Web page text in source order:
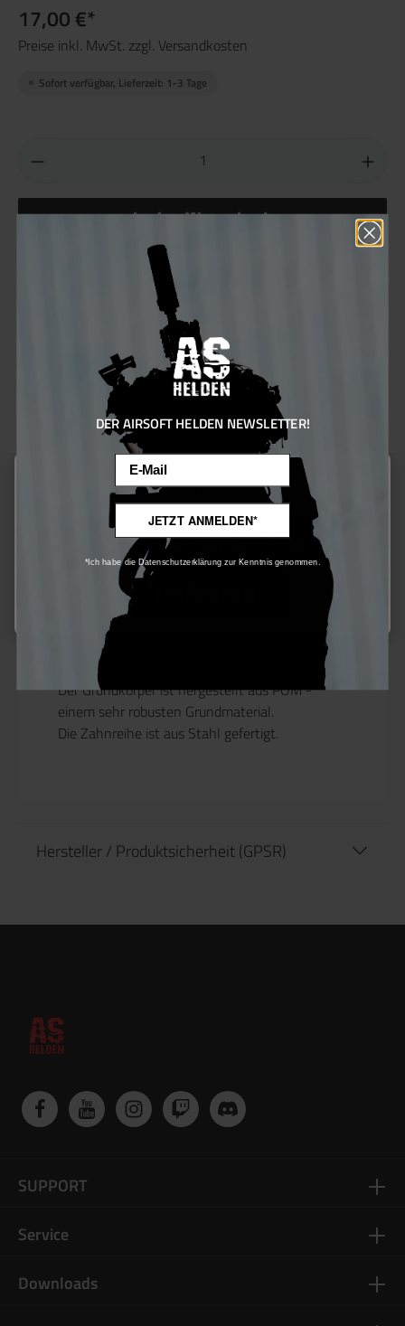
17,00 €*
Preise inkl. MwSt. zzgl. Versandkosten
Sofort verfügbar, Lieferzeit: 1-3 Tage
In den Warenkorb
109694
Sie erhalten 17 Bonus Punkte für diese Bestellung
POM
Beschreibung
Produktinformationen "Retro Arms
Piston 16 Steel Teeth"
Retro Arms Pistons sind wohl mit die besten
Pistons die man kaufen kann.
Der Grundkörper ist hergestellt aus POM -
einem sehr robusten Grundmaterial.
Die Zahnreihe ist aus Stahl gefertigt.
Hersteller / Produktsicherheit (GPSR)
SUPPORT
Service
Downloads
Diese Website verwendet Cookies, um eine bestmögliche Erfahrung
bieten zu können.Mehr Informationen ...
Nur technisch notwendige
DER AIRSOFT HELDEN NEWSLETTER!
JETZT ANMELDEN*
*Ich habe die Datenschutzerklärung zur Kenntnis genommen.